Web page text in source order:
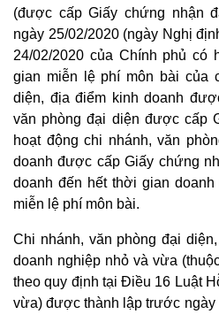
(được cấp Giấy chứng nhận
ngày 25/02/2020 (ngày Nghị
24/02/2020 của Chính phủ có
gian miễn lệ phí môn bài của
diện, địa điểm kinh doanh
văn phòng đại diện được cấp
hoạt động chi nhánh, văn
doanh được cấp Giấy chứng
doanh đến hết thời gian
miễn lệ phí môn bài.
Chi nhánh, văn phòng đại
doanh nghiệp nhỏ và vừa
theo quy định tại Điều 16 Luật
vừa) được thành lập trước